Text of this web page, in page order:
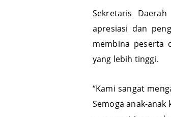
Sekretaris
apresiasi dan
membina peserta
yang lebih tinggi.
“Kami sangat
Semoga anak-